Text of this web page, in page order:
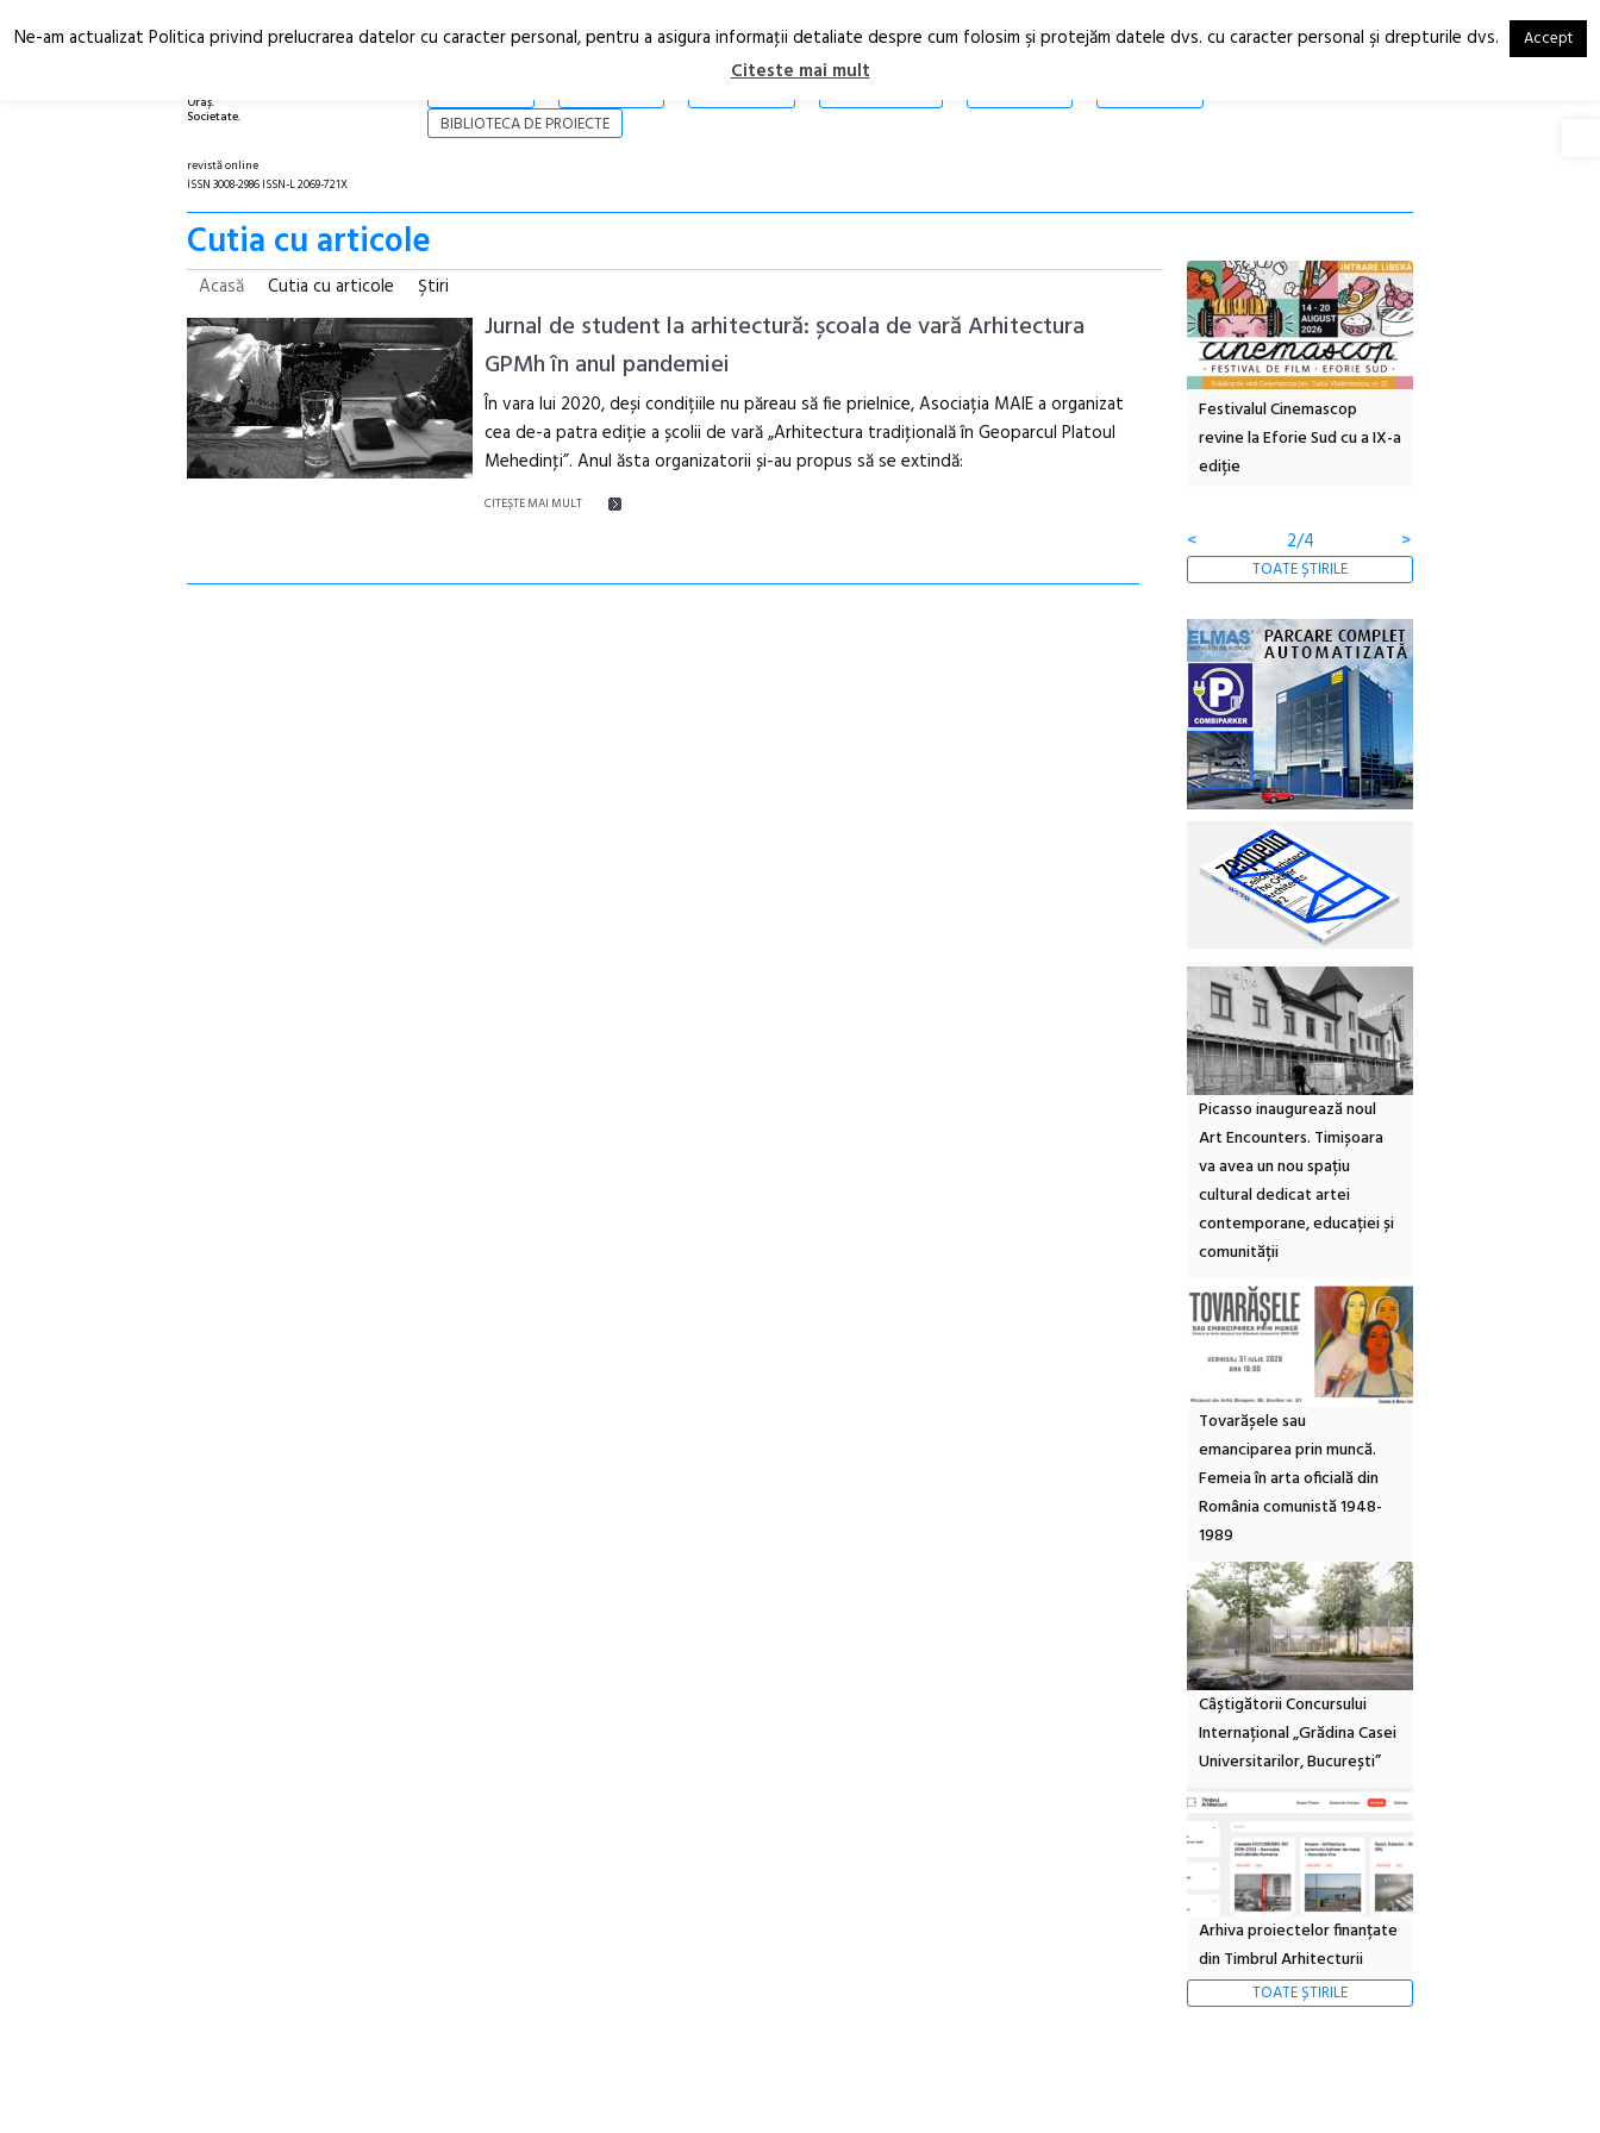
Oraș.
Societate.
RO
EN
BIBLIOTECA DE PROIECTE
revistă online
ISSN 3008-2986 ISSN-L 2069-721X
Cutia cu articole
Acasă Cutia cu articole Ştiri
Jurnal de student la arhitectură: școala de vară Arhitectura
GPMh în anul pandemiei
În vara lui 2020, deși condițiile nu păreau să fie prielnice, Asociația MAIE a organizat
cea de-a patra ediție a școlii de vară „Arhitectura tradiţională în Geoparcul Platoul
Mehedinţi”. Anul ăsta organizatorii și-au propus să se extindă:
CITEŞTE MAI MULT
Anuala de artă urbană
Artown NOW #5:
Festivalul Cinemascop
revine la Eforie Sud cu a IX-a
ediție
<
2/4 >
TOATE ȘTIRILE
Picasso inaugurează noul
Art Encounters. Timișoara
va avea un nou spațiu
cultural dedicat artei
contemporane, educației și
comunității
Tovarășele sau
emanciparea prin muncă.
Femeia în arta oficială din
România comunistă 1948-
1989
Câștigătorii Concursului
Internațional „Grădina Casei
Universitarilor, București”
Arhiva proiectelor finanțate
din Timbrul Arhitecturii
TOATE ȘTIRILE
Ne-am actualizat Politica privind prelucrarea datelor cu caracter personal, pentru a asigura informaţii detaliate despre cum folosim şi protejăm datele dvs. cu caracter personal şi drepturile dvs. Accept
Citeste mai mult